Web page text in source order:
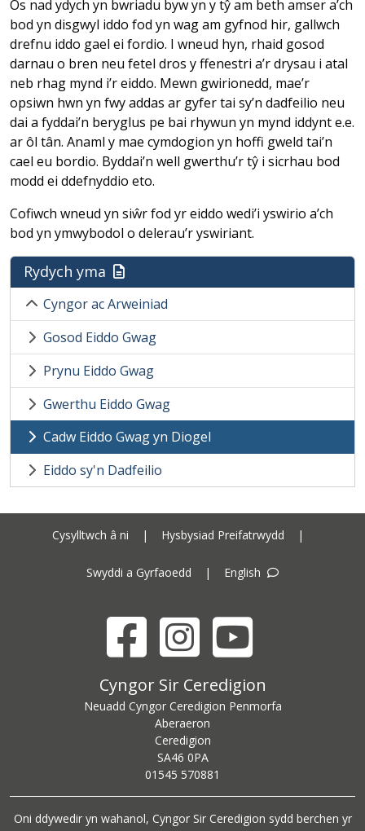
Os nad ydych yn bwriadu byw yn y tŷ am beth amser a’ch
bod yn disgwyl iddo fod yn wag am gyfnod hir, gallwch
drefnu iddo gael ei fordio. I wneud hyn, rhaid gosod
darnau o bren neu fetel dros y ffenestri a’r drysau i atal
neb rhag mynd i’r eiddo. Mewn gwirionedd, mae’r
opsiwn hwn yn fwy addas ar gyfer tai sy’n dadfeilio neu
dai a fyddai’n beryglus pe bai rhywun yn mynd iddynt e.e.
ar ôl tân. Anaml y mae cymdogion yn hoffi gweld tai’n
cael eu bordio. Byddai’n well gwerthu’r tŷ i sicrhau bod
modd ei ddefnyddio eto.
Cofiwch wneud yn siŵr fod yr eiddo wedi’i yswirio a’ch
bod yn ymwybodol o delerau’r yswiriant.
Rydych yma
Cyngor ac Arweiniad
Gosod Eiddo Gwag
Prynu Eiddo Gwag
Gwerthu Eiddo Gwag
Cadw Eiddo Gwag yn Diogel
Eiddo sy'n Dadfeilio
Cysylltwch â ni | Hysbysiad Preifatrwydd |
Swyddi a Gyrfaoedd | English
FacebookInstagramYouTube
Cyngor Sir Ceredigion addressCyngor Sir Ceredigion
Neuadd Cyngor Ceredigion Penmorfa
Aberaeron
Ceredigion
SA46 0PA
Ceredigion County Council call centre phone number
01545 570881
Oni ddywedir yn wahanol, Cyngor Sir Ceredigion sydd berchen yr